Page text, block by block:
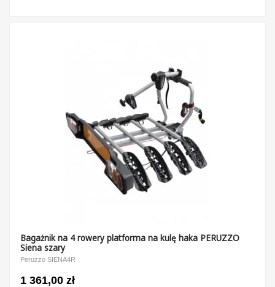
Bagażnik na 4 rowery platforma na kulę haka PERUZZO
Siena szary
Peruzzo SIENA4R
1 361,00 zł